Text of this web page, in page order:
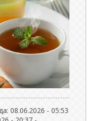
08.06.2026 - 05:53